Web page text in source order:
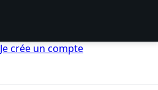
Je crée un compte